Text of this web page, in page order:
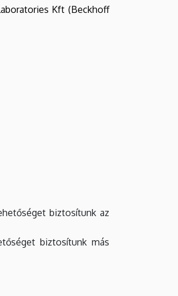
Kft (Beckhoff
biztosítunk az
biztosítunk más